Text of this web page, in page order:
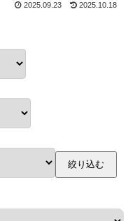
2025.09.23 2025.10.18
絞り込む